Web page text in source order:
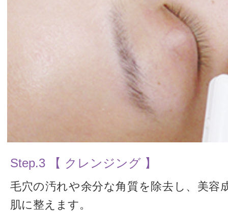
Step.3 【 クレンジング 】
毛穴の汚れや余分な角質を除去し、美容
肌に整えます。